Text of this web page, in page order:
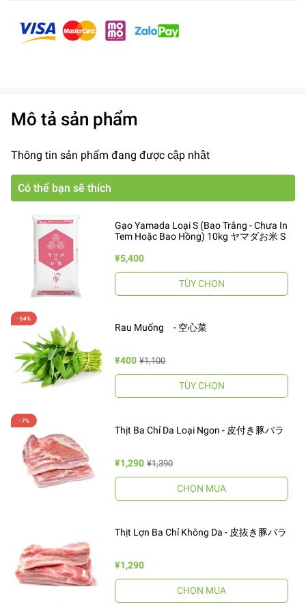
Mô tả sản phẩm
Thông tin sản phẩm đang được cập nhật
Có thể bạn sẽ thích
Gạo Yamada Loại S (Bao Trắng - Chưa In
Tem Hoặc Bao Hồng) 10kg ヤマダお米 S
¥5,400
TÙY CHỌN
Rau Muống - 空心菜
¥400 ¥1,100
TÙY CHỌN
Thịt Ba Chỉ Da Loại Ngon - 皮付き豚バラ
¥1,290 ¥1,390
CHỌN MUA
Thịt Lợn Ba Chỉ Không Da - 皮抜き豚バラ
¥1,290
CHỌN MUA